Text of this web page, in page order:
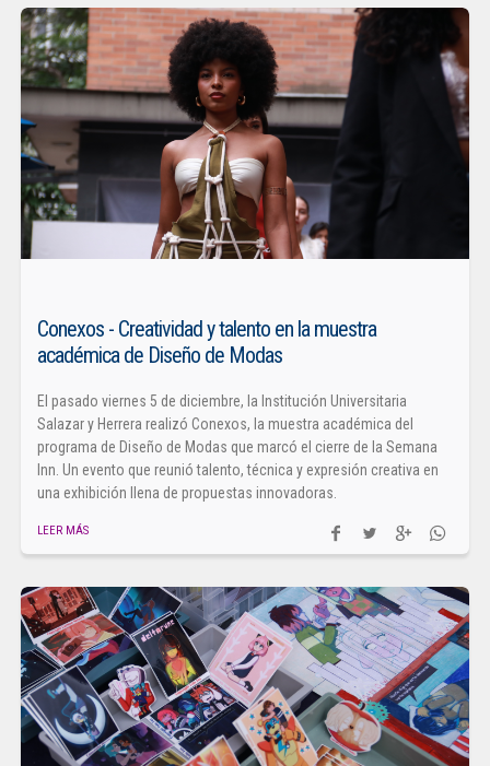
Conexos - Creatividad y talento en la muestra
académica de Diseño de Modas
El pasado viernes 5 de diciembre, la Institución Universitaria
Salazar y Herrera realizó Conexos, la muestra académica del
programa de Diseño de Modas que marcó el cierre de la Semana
Inn. Un evento que reunió talento, técnica y expresión creativa en
una exhibición llena de propuestas innovadoras.
LEER MÁS